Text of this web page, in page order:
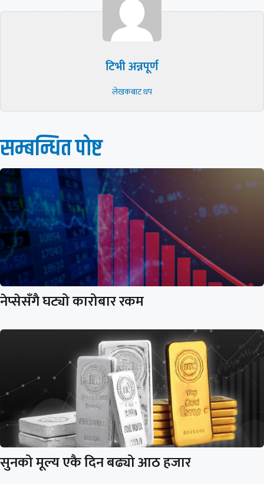
टिभी अन्नपूर्ण
लेखकबाट थप
सम्बन्धित पाेष्ट
नेप्सेसँगै घट्यो कारोबार रकम
सुनको मूल्य एकै दिन बढ्यो आठ हजार